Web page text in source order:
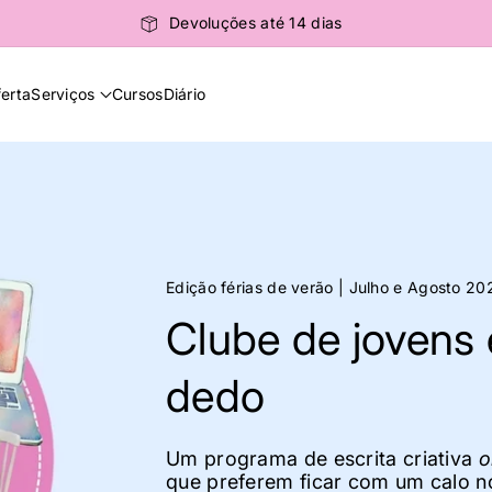
e Ilhas > 79€
Serviços CursosDiário
calo no
dos 8 aos 12 anos